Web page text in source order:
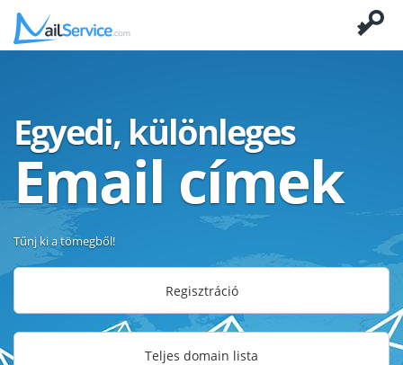
Egyedi, különleges
Email címek
Tűnj ki a tömegből!
Regisztráció
Teljes domain lista